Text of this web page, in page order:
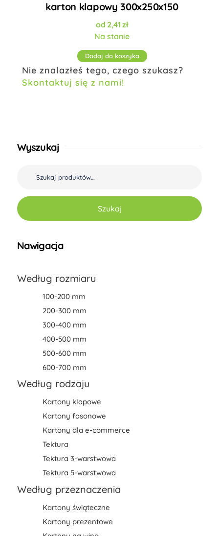
karton klapowy 300x250x150
2,41zł
Na stanie
Dodaj do koszyka
Nie znalazłeś tego, czego szukasz?
Skontaktuj się z nami!
Wyszukaj
Szukaj
Nawigacja
Według rozmiaru
100-200 mm
200-300 mm
300-400 mm
400-500 mm
500-600 mm
600-700 mm
Według rodzaju
Kartony klapowe
Kartony fasonowe
Kartony dla e-commerce
Tektura
Tektura 3-warstwowa
Tektura 5-warstwowa
Według przeznaczenia
Kartony świąteczne
Kartony prezentowe